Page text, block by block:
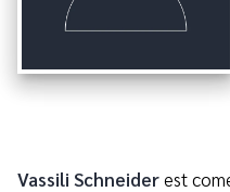
Vassili Schneiderest